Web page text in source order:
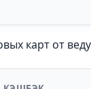
карт от